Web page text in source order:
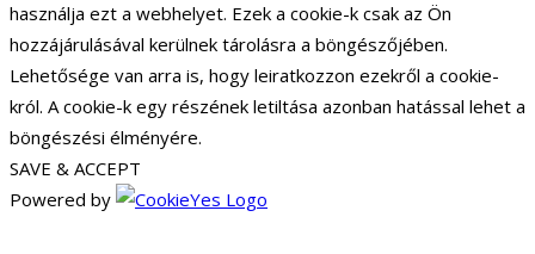
használja ezt a webhelyet. Ezek a cookie-k csak az Ön
hozzájárulásával kerülnek tárolásra a böngészőjében.
Lehetősége van arra is, hogy leiratkozzon ezekről a cookie-
król. A cookie-k egy részének letiltása azonban hatással lehet a
böngészési élményére.
SAVE & ACCEPT
Powered by